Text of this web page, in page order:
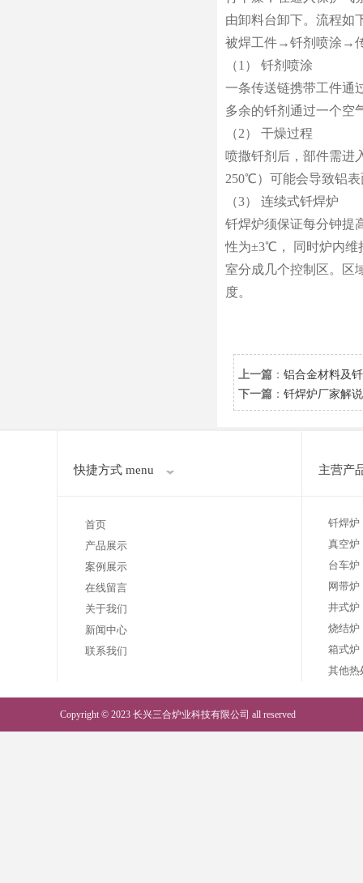
由卸料台卸下。流程如
被焊工件→钎剂喷涂
（1） 钎剂喷涂
一条传送链携带工件通
多余的钎剂通过一个空
（2） 干燥过程
喷撒钎剂后，部件需进
250℃）可能会导致铝
（3） 连续式钎焊炉
钎焊炉须保证每分钟提
性为±3℃， 同时炉内维
室分成几个控制区。区
度。
上一篇： 铝合金材料及
下一篇： 钎焊炉厂家解
快捷方式 menu 主营产
首页
产品展示
案例展示
在线留言
关于我们
新闻中心
联系我们
钎焊炉
真空炉
台车炉
网带炉
井式炉
烧结炉
箱式炉
其他热
Copyright © 2023 长兴三合炉业科技有限公司 all reserved